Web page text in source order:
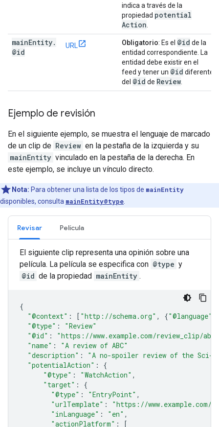
indica a través de la
propiedad potential
Action
mainEntity.
@id
URL Obligatorio: Es el @id de la
entidad correspondiente. La
entidad debe existir en el
feed y tener un @id diferente
del @id de Review
Ejemplo de revisión
En el siguiente ejemplo, se muestra el lenguaje de marcado
de un clip de Review en la pestaña de la izquierda y su
mainEntity vinculado en la pestaña de la derecha. En
este ejemplo, se incluye un vínculo directo.
Nota: Para obtener una lista de los tipos de mainEntity
disponibles, consulta mainEntity@type
Revisar Película
El siguiente clip representa una opinión sobre una
película. La película se especifica con @type y
@id de la propiedad mainEntity .
{
"@context" : [ "http://schema.org" , {"@language"
"@type" :
"Review"
"@id" :
"https://www.example.com/review_clip/abc"
"name" :
"A review of ABC"
"description" :
"A no-spoiler review of the Sci-
"potentialAction" :
{
"@type" : "WatchAction" ,
"target" :
{
"@type" : "EntryPoint" ,
"urlTemplate" :
"https://www.example.com/
"inLanguage" : "en" ,
"actionPlatform" : [